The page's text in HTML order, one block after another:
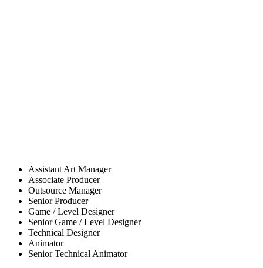
Assistant Art Manager
Associate Producer
Outsource Manager
Senior Producer
Game / Level Designer
Senior Game / Level Designer
Technical Designer
Animator
Senior Technical Animator